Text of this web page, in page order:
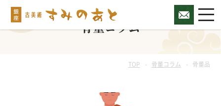
骨董コラム
TOP 骨董コラム 骨董品